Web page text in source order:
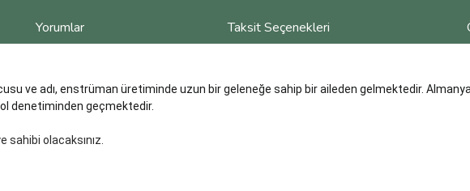
Yorumlar Taksit Seçenekleri
ve adı, enstrüman üretiminde uzun bir geleneğe sahip bir aileden gelmektedir.
denetiminden geçmektedir.
olacaksınız.